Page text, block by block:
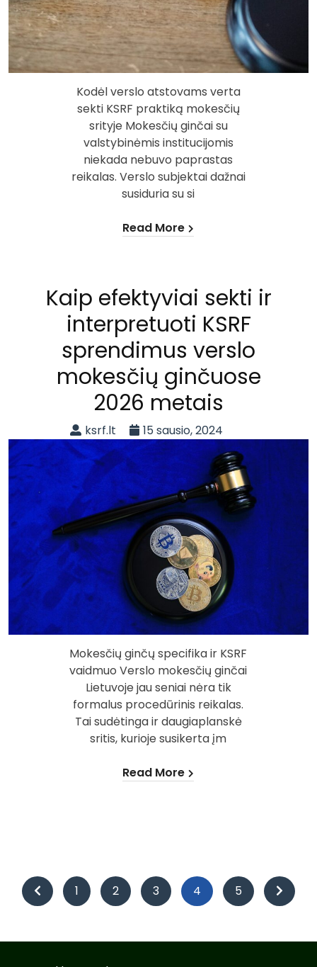
Kodėl verslo atstovams verta
sekti KSRF praktiką mokesčių
srityje Mokesčių ginčai su
valstybinėmis institucijomis
niekada nebuvo paprastas
reikalas. Verslo subjektai dažnai
susiduria su si
Read More
Kaip efektyviai sekti ir
interpretuoti KSRF
sprendimus verslo
mokesčių ginčuose
2026 metais
ksrf.lt 15 sausio, 2024
Mokesčių ginčų specifika ir KSRF
vaidmuo Verslo mokesčių ginčai
Lietuvoje jau seniai nėra tik
formalus procedūrinis reikalas.
Tai sudėtinga ir daugiaplanskė
sritis, kurioje susikerta įm
Read More
Įrašų
puslapiavimas
1 2 3 4 5